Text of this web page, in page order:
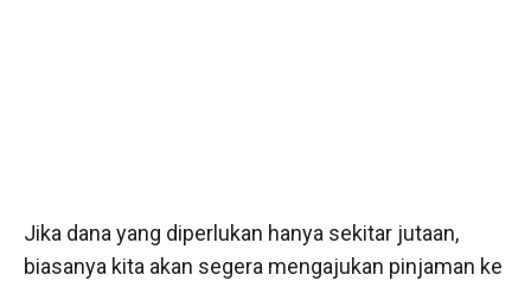
Jika dana yang diperlukan hanya sekitar jutaan,
biasanya kita akan segera mengajukan pinjaman ke